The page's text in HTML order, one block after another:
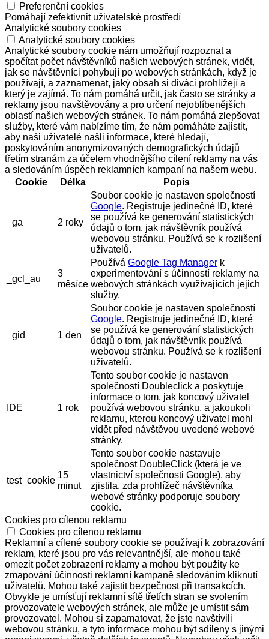
Preferenční cookies
Pomáhají zefektivnit uživatelské prostředí
Analytické soubory cookies
Analytické soubory cookies
Analytické soubory cookie nám umožňují rozpoznat a
spočítat počet návštěvníků našich webových stránek, vidět,
jak se návštěvníci pohybují po webových stránkách, když je
používají, a zaznamenat, jaký obsah si diváci prohlížejí a
který je zajímá. To nám pomáhá určit, jak často se stránky a
reklamy jsou navštěvovány a pro určení nejoblíbenějších
oblastí našich webových stránek. To nám pomáhá zlepšovat
služby, které vám nabízíme tím, že nám pomáháte zajistit,
aby naši uživatelé našli informace, které hledají,
poskytováním anonymizovaných demografických údajů
třetím stranám za účelem vhodnějšího cílení reklamy na vás
a sledováním úspěch reklamních kampaní na našem webu.
Cookie
Délka Popis
_ga 2 roky
Soubor cookie je nastaven společností
Google. Registruje jedinečné ID, které
se používá ke generování statistických
údajů o tom, jak návštěvník používá
webovou stránku. Používá se k rozlišení
uživatelů.
_gcl_au
3
měsíce
Používá Google Tag Manager k
experimentování s účinností reklamy na
webových stránkách využívajících jejich
služby.
_gid 1 den
Soubor cookie je nastaven společností
Google. Registruje jedinečné ID, které
se používá ke generování statistických
údajů o tom, jak návštěvník používá
webovou stránku. Používá se k rozlišení
uživatelů.
IDE 1 rok
Tento soubor cookie je nastaven
společností Doubleclick a poskytuje
informace o tom, jak koncový uživatel
používá webovou stránku, a jakoukoli
reklamu, kterou koncový uživatel mohl
vidět před návštěvou uvedené webové
stránky.
test_cookie
15
minut
Tento soubor cookie nastavuje
společnost DoubleClick (která je ve
vlastnictví společnosti Google), aby
zjistila, zda prohlížeč návštěvníka
webové stránky podporuje soubory
cookie.
Cookies pro cílenou reklamu
Cookies pro cílenou reklamu
Reklamní a cílené soubory cookie se používají k zobrazování
reklam, které jsou pro vás relevantnější, ale mohou také
omezit počet zobrazení reklamy a mohou být použity ke
zmapování účinnosti reklamní kampaně sledováním kliknutí
uživatelů. Mohou také zajistit bezpečnost při transakcích.
Obvykle je umísťují reklamní sítě třetích stran se svolením
provozovatele webových stránek, ale může je umístit sám
provozovatel. Mohou si zapamatovat, že jste navštívili
webovou stránku, a tyto informace mohou být sdíleny s jinými